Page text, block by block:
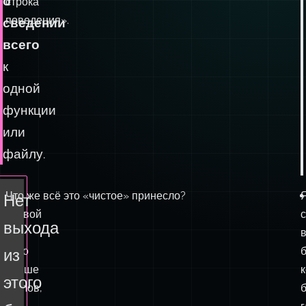
и
простой,
а
не
о
сведении
всего
к
одной
функции
или
файлу.
то
же
самое,
строка
поведения».
В Нет
Что же всё это «чистое» принесло?